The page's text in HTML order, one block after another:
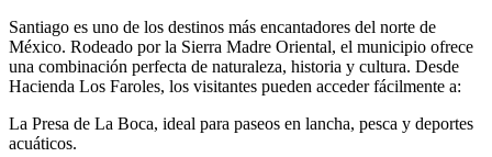
Santiago es uno de los destinos más encantadores del norte de
México. Rodeado por la Sierra Madre Oriental, el municipio ofrece
una combinación perfecta de naturaleza, historia y cultura. Desde
Hacienda Los Faroles, los visitantes pueden acceder fácilmente a:
La Presa de La Boca, ideal para paseos en lancha, pesca y deportes
acuáticos.